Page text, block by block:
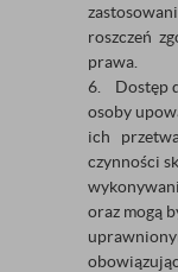
roszczeń
prawa.
6. Dostęp
osoby
ich
czynności
oraz mogą